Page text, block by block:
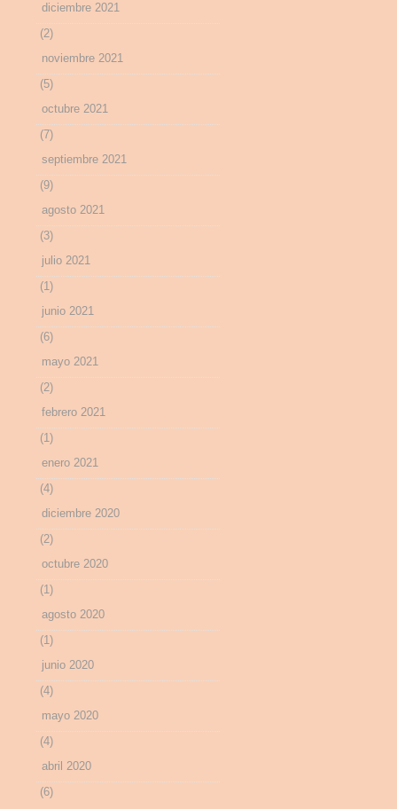
diciembre 2021
(2)
noviembre 2021
(5)
octubre 2021
(7)
septiembre 2021
(9)
agosto 2021
(3)
julio 2021
(1)
junio 2021
(6)
mayo 2021
(2)
febrero 2021
(1)
enero 2021
(4)
diciembre 2020
(2)
octubre 2020
(1)
agosto 2020
(1)
junio 2020
(4)
mayo 2020
(4)
abril 2020
(6)